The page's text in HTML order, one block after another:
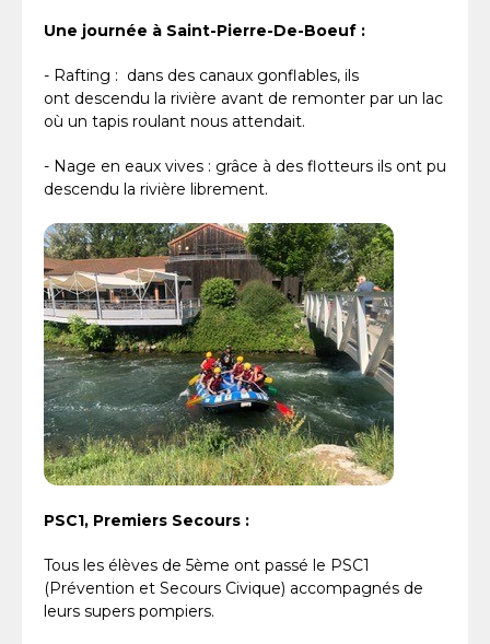
Une journée à Saint-Pierre-De-Boeuf :
- Rafting : dans des canaux gonflables, ils
ont descendu la rivière avant de remonter par un lac
où un tapis roulant nous attendait.
- Nage en eaux vives : grâce à des flotteurs ils ont pu
descendu la rivière librement.
PSC1, Premiers Secours :
Tous les élèves de 5ème ont passé le PSC1
(Prévention et Secours Civique) accompagnés de
leurs supers pompiers.